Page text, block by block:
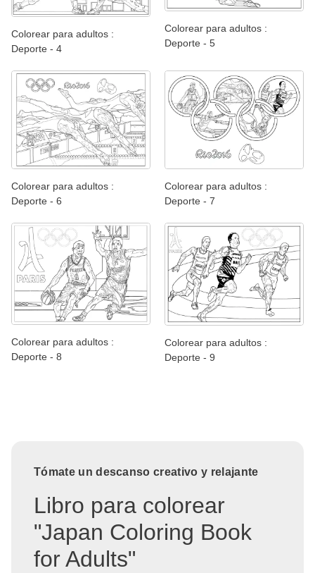
Colorear para adultos :
Deporte - 4
Colorear para adultos :
Deporte - 5
Colorear para adultos :
Deporte - 6
Colorear para adultos :
Deporte - 7
Colorear para adultos :
Deporte - 8
Colorear para adultos :
Deporte - 9
Tómate un descanso creativo y relajante
Libro para colorear
"Japan Coloring Book
for Adults"